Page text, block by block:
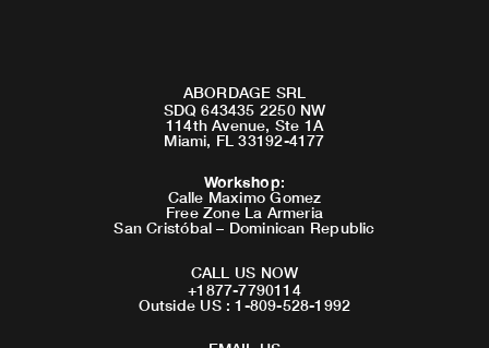
ABORDAGE SRL
SDQ 643435 2250 NW
114th Avenue, Ste 1A
Miami, FL 33192-4177
Workshop:
Calle Maximo Gomez
Free Zone La Armeria
San Cristóbal – Dominican Republic
CALL US NOW
+1877-7790114
Outside US : 1-809-528-1992